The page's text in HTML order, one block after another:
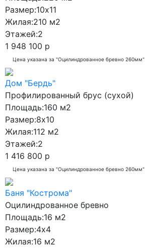
14x12
14x19
19x14
Размер:10x11
Жилая:210 м2
Этажей:2
1 948 100 р
Цена указана за "Оцилиндрованное бревно 260мм"
Дом "Бердь"
Профилированный брус (сухой)
Площадь:160 м2
Размер:8x10
Жилая:112 м2
Этажей:2
1 416 800 р
Цена указана за "Оцилиндрованное бревно 260мм"
Баня "Кострома"
Оцилиндрованное бревно
Площадь:16 м2
Размер:4x4
Жилая:16 м2